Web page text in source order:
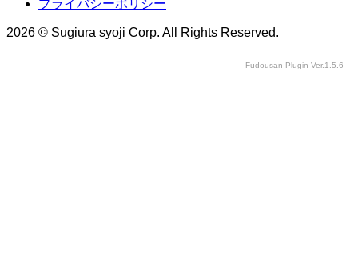
プライバシーポリシー
2026 © Sugiura syoji Corp. All Rights Reserved.
Fudousan Plugin Ver.1.5.6